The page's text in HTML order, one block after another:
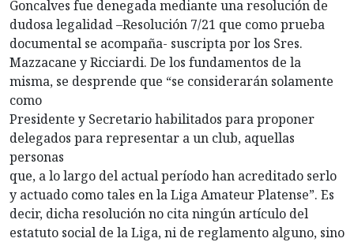
Goncalves fue denegada mediante una resolución de
dudosa legalidad –Resolución 7/21 que como prueba
documental se acompaña- suscripta por los Sres.
Mazzacane y Ricciardi. De los fundamentos de la
misma, se desprende que “se considerarán solamente
como
Presidente y Secretario habilitados para proponer
delegados para representar a un club, aquellas
personas
que, a lo largo del actual período han acreditado serlo
y actuado como tales en la Liga Amateur Platense”. Es
decir, dicha resolución no cita ningún artículo del
estatuto social de la Liga, ni de reglamento alguno, sino